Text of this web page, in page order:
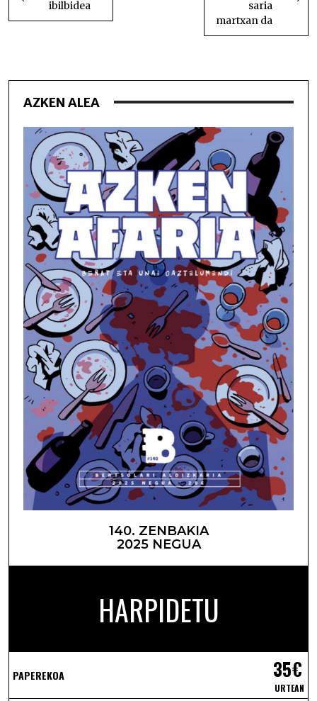
ibilbidea
saria
martxan da
AZKEN ALEA
140. ZENBAKIA
2025 NEGUA
HARPIDETU
PAPEREKOA 35€
URTEAN